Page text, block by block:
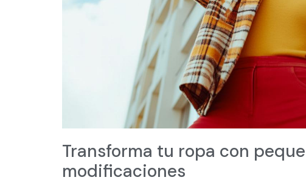
Transforma tu ropa con
modificaciones